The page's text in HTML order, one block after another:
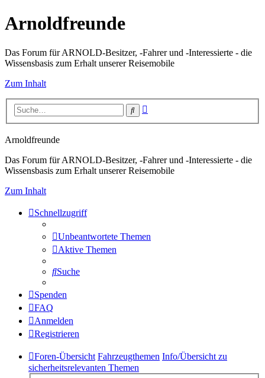
Arnoldfreunde
Das Forum für ARNOLD-Besitzer, -Fahrer und -Interessierte - die
Wissensbasis zum Erhalt unserer Reisemobile
Zum Inhalt
Suche
Arnoldfreunde
Das Forum für ARNOLD-Besitzer, -Fahrer und -Interessierte - die
Wissensbasis zum Erhalt unserer Reisemobile
Zum Inhalt
Schnellzugriff
Unbeantwortete Themen
Aktive Themen
Suche
Spenden
FAQ
Anmelden
Registrieren
Foren-Übersicht Fahrzeugthemen Info/Übersicht zu
sicherheitsrelevanten Themen